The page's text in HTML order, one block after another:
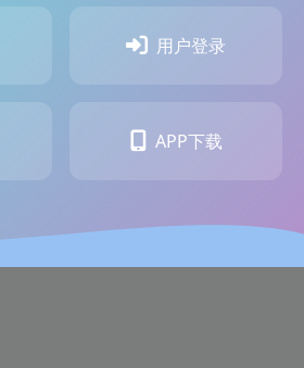
用户登录
APP下载